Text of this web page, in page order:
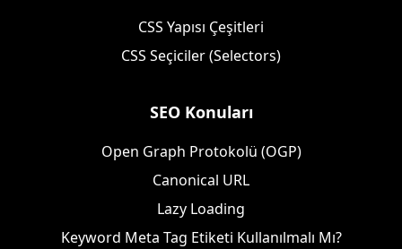
CSS Yapısı Çeşitleri
CSS Seçiciler (Selectors)
SEO Konuları
Open Graph Protokolü (OGP)
Canonical URL
Lazy Loading
Keyword Meta Tag Etiketi Kullanılmalı Mı?